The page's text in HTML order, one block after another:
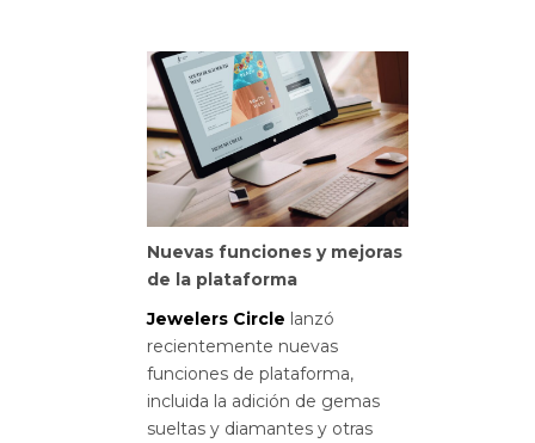
Nuevas funciones y mejoras
de la plataforma
Jewelers Circle lanzó
recientemente nuevas
funciones de plataforma,
incluida la adición de gemas
sueltas y diamantes y otras